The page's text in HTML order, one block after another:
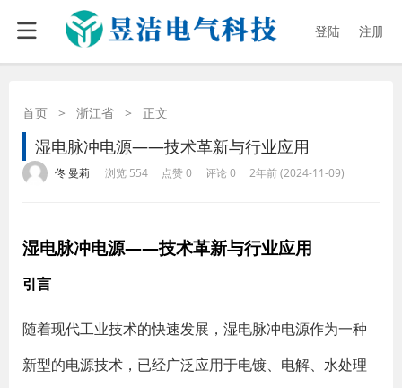
登陆 注册
首页 > 浙江省 > 正文
湿电脉冲电源——技术革新与行业应用
佟 曼莉 浏览 554 点赞 0 评论 0 2年前 (2024-11-09)
湿电脉冲电源——技术革新与行业应用
引言
随着现代工业技术的快速发展，湿电脉冲电源作为一种
新型的电源技术，已经广泛应用于电镀、电解、水处理